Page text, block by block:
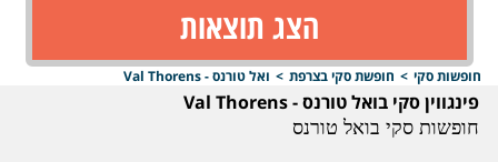
הצג תוצאות
חופשות סקי > חופשת סקי בצרפת > ואל טורנס - Val Thorens
פינגווין סקי בואל טורנס - Val Thorens
חופשות סקי בואל טורנס